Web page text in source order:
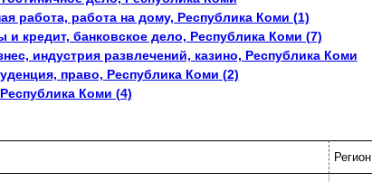
работа, работа на дому, Республика Коми (1)
и кредит, банковское дело, Республика Коми (7)
индустрия развлечений, казино, Республика Коми
право, Республика Коми (2)
Коми (4)
Регион